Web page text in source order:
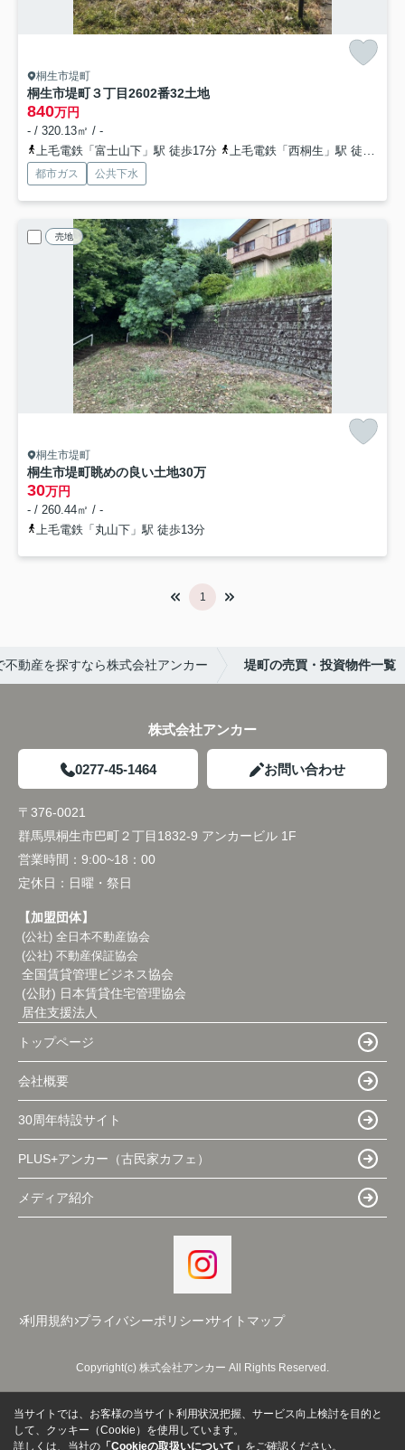
桐生市堤町
桐生市堤町３丁目2602番32土地
840万円
- / 320.13㎡ / -
上毛電鉄「富士山下」駅 徒歩17分
上毛電鉄「西桐生」駅 徒歩21分
都市ガス 公共下水
売地
桐生市堤町
桐生市堤町眺めの良い土地30万
30万円
- / 260.44㎡ / -
上毛電鉄「丸山下」駅 徒歩13分
1
不動産を探すなら株式会社アンカー 堤町の売買・投資物件一覧
株式会社アンカー
0277-45-1464 お問い合わせ
〒376-0021
群馬県桐生市巴町２丁目1832-9 アンカービル 1F
営業時間： 9:00~18：00
定休日： 日曜・祭日
【加盟団体】
(公社) 全日本不動産協会
(公社) 不動産保証協会
全国賃貸管理ビジネス協会
(公財) 日本賃貸住宅管理協会
居住支援法人
トップページ
会社概要
30周年特設サイト
PLUS+アンカー（古民家カフェ）
メディア紹介
利用規約 プライバシーポリシー サイトマップ
Copyright(c) 株式会社アンカー All Rights Reserved.
当サイトでは、お客様の当サイト利用状況把握、サービス向上検討を目的と
して、クッキー（Cookie）を使用しています。
詳しくは、当社の 「Cookieの取扱いについて」 をご確認ください。